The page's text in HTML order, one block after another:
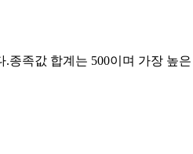
족값 합계는 500이며 가장 높